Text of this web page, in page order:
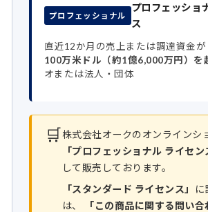
プロフェッショナル
プロフェッショ
ス
直近12か月の売上または調達資金が
100万米ドル（約1億6,000万円）を
オまたは法人・団体
🛒株式会社オークのオンラインシ
「プロフェッショナル ライセン
して販売しております。
「スタンダード ライセンス」
に
は、
「この商品に関する問い合